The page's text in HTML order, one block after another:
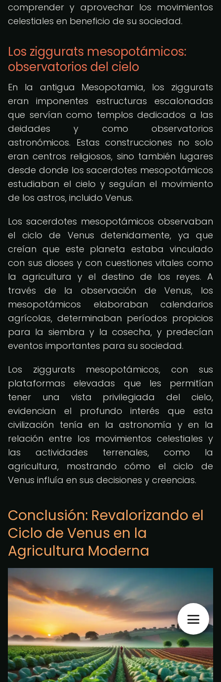
comprender y aprovechar los movimientos
celestiales en beneficio de su sociedad.
Los ziggurats mesopotámicos:
observatorios del cielo
En la antigua Mesopotamia, los ziggurats
eran imponentes estructuras escalonadas
que servían como templos dedicados a las
deidades y como observatorios
astronómicos. Estas construcciones no solo
eran centros religiosos, sino también lugares
desde donde los sacerdotes mesopotámicos
estudiaban el cielo y seguían el movimiento
de los astros, incluido Venus.
Los sacerdotes mesopotámicos observaban
el ciclo de Venus detenidamente, ya que
creían que este planeta estaba vinculado
con sus dioses y con cuestiones vitales como
la agricultura y el destino de los reyes. A
través de la observación de Venus, los
mesopotámicos elaboraban calendarios
agrícolas, determinaban períodos propicios
para la siembra y la cosecha, y predecían
eventos importantes para su sociedad.
Los ziggurats mesopotámicos, con sus
plataformas elevadas que les permitían
tener una vista privilegiada del cielo,
evidencian el profundo interés que esta
civilización tenía en la astronomía y en la
relación entre los movimientos celestiales y
las actividades terrenales, como la
agricultura, mostrando cómo el ciclo de
Venus influía en sus decisiones y creencias.
Conclusión: Revalorizando el
Ciclo de Venus en la
Agricultura Moderna